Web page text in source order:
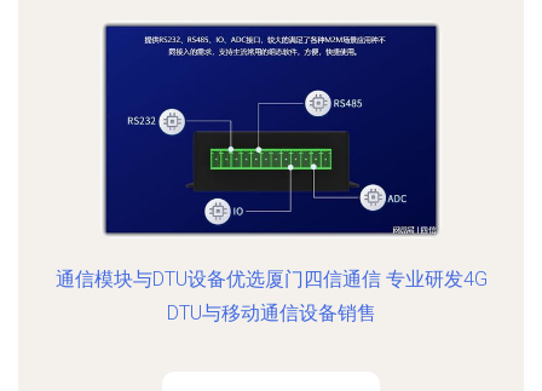
通信模块与DTU设备优选厦门四信通信 专业研发4G
DTU与移动通信设备销售